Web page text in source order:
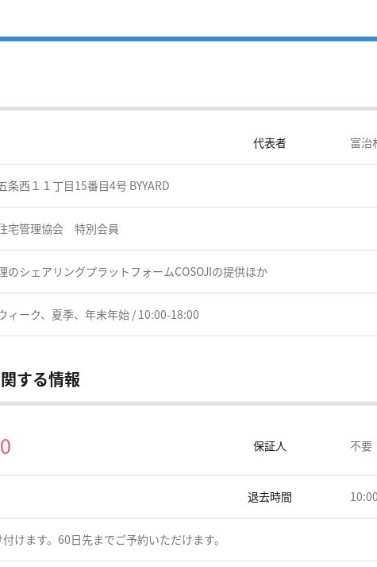
代表者 富治
西１１丁目15番目4号 BYYARD
宅管理協会 特別会員
のシェアリングプラットフォームCOSOJIの提供ほか
ィーク、夏季、年末年始 / 10:00-18:00
する情報
保証人 不要
退去時間
けます。60日先までご予約いただけます。